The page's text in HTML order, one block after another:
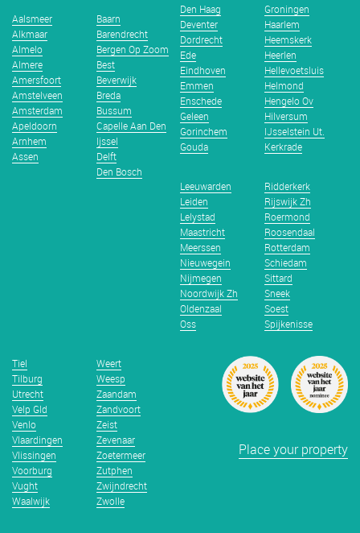
Aalsmeer
Alkmaar
Almelo
Almere
Amersfoort
Amstelveen
Amsterdam
Apeldoorn
Arnhem
Assen
Baarn
Barendrecht
Bergen Op Zoom
Best
Beverwijk
Breda
Bussum
Capelle Aan Den
Ijssel
Delft
Den Bosch
Den Haag
Deventer
Dordrecht
Ede
Eindhoven
Emmen
Enschede
Geleen
Gorinchem
Gouda
Groningen
Haarlem
Heemskerk
Heerlen
Hellevoetsluis
Helmond
Hengelo Ov
Hilversum
IJsselstein Ut.
Kerkrade
Leeuwarden
Leiden
Lelystad
Maastricht
Meerssen
Nieuwegein
Nijmegen
Noordwijk Zh
Oldenzaal
Oss
Ridderkerk
Rijswijk Zh
Roermond
Roosendaal
Rotterdam
Schiedam
Sittard
Sneek
Soest
Spijkenisse
Tiel
Tilburg
Utrecht
Velp Gld
Venlo
Vlaardingen
Vlissingen
Voorburg
Vught
Waalwijk
Weert
Weesp
Zaandam
Zandvoort
Zeist
Zevenaar
Zoetermeer
Zutphen
Zwijndrecht
Zwolle
Place your property